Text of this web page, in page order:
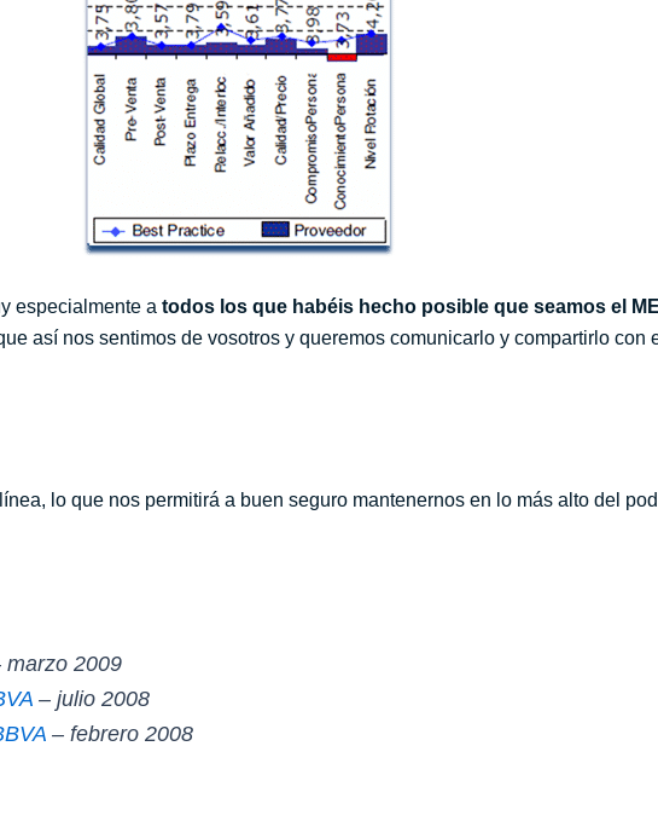
especialmente a todos los que habéis hecho posible que seamos el
así nos sentimos de vosotros y queremos comunicarlo y compartirlo con
lo que nos permitirá a buen seguro mantenernos en lo más alto del
marzo 2009
– julio 2008
– febrero 2008